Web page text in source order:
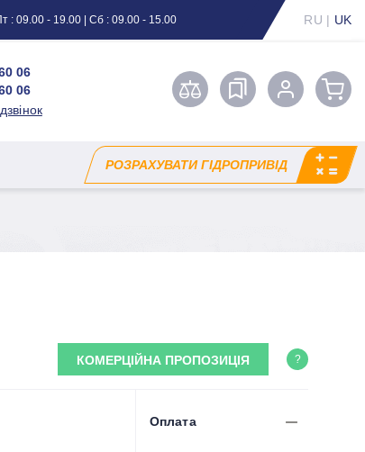
: 09.00 - 19.00 | Сб : 09.00 - 15.00 RU | UK
06
06
РОЗРАХУВАТИ ГІДРОПРИВІД
КОМЕРЦІЙНА ПРОПОЗИЦІЯ ?
Оплата